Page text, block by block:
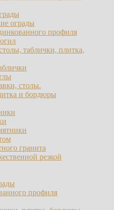
ограды
профиля
таблички, плитка,
столы.
и бордюры
гранита
резкой
профиля